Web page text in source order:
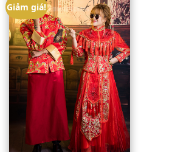
Giảm giá!